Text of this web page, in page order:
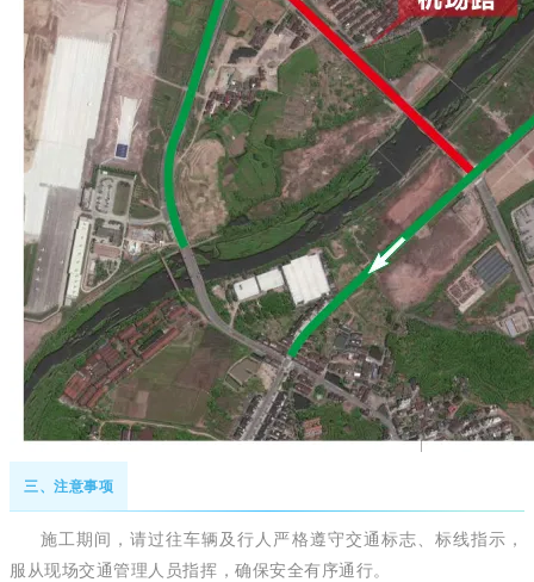
三、注意事项
施工期间，请过往车辆及行人严格遵守交通标志、标线指示，
服从现场交通管理人员指挥，确保安全有序通行。